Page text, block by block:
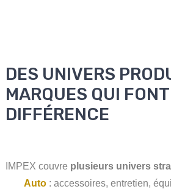
DES UNIVERS
MARQUES QUI
DIFFÉRENCE
IMPEX couvre plusieurs univers
Auto : accessoires, entretien,